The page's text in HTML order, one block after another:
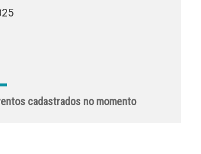
cadastrados no momento